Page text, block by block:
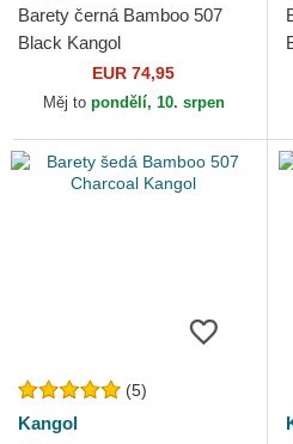
Barety černá Bamboo 507
Black Kangol
EUR 74,95
Měj to pondělí, 10. srpen
(5)
Kangol